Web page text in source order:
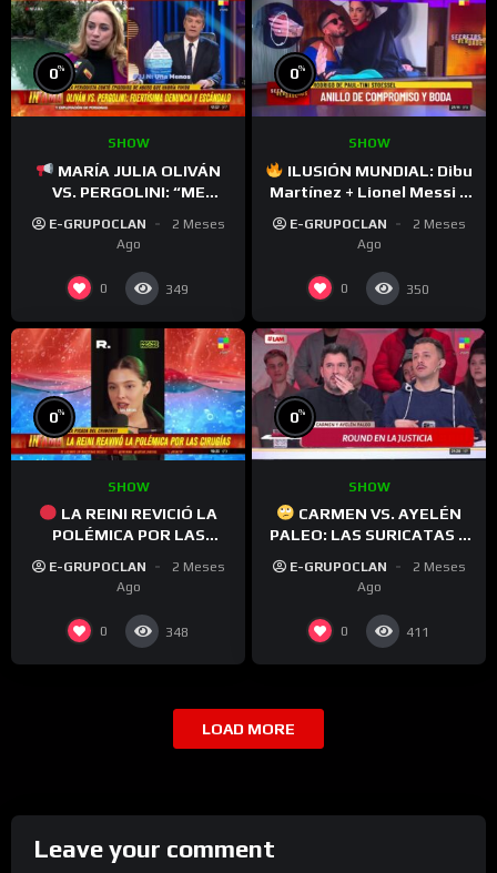
0%
SHOW
MARÍA JULIA OLIVÁN
VS. PERGOLINI: “ME
HABÍA SITUACIONES DE
ACOSO”
E-GRUPOCLAN
2 Meses
Ago
0 349
0%
SHOW
ILUSIÓN MUNDIAL: Dibu
Martínez + Lionel Messi +
E-GRUPOCLAN
2 Meses
Ago
0 350
0%
SHOW
LA REINI REVICIÓ LA
POLÉMICA POR LAS
E-GRUPOCLAN
2 Meses
Ago
0 348
0%
SHOW
CARMEN VS. AYELÉN
PALEO: LAS SURICATAS A
E-GRUPOCLAN
2 Meses
Ago
0 411
LOAD MORE
Leave your comment